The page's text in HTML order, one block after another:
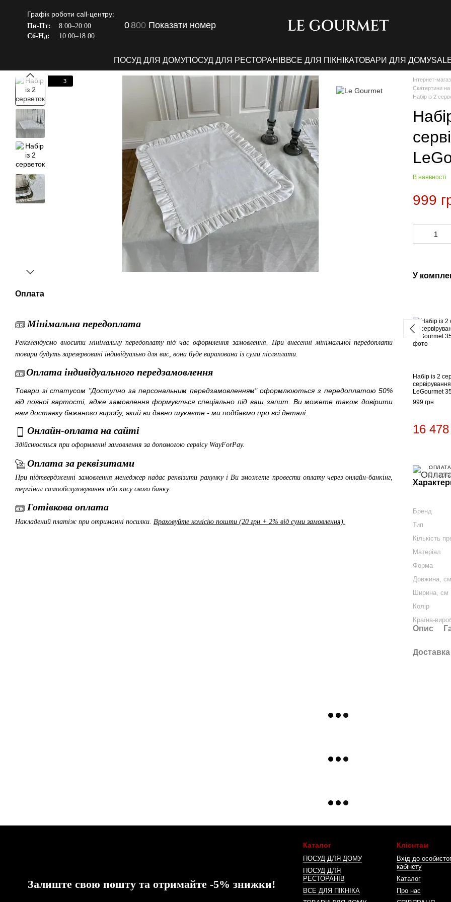
Графік роботи call-центру:
Пн-Пт:
8:00–20:00
Сб-Нд:
10:00–18:00
0800 Показати номер
ПОСУД ДЛЯ ДОМУПОСУД ДЛЯ РЕСТОРАНІВВСЕ ДЛЯ ПІКНІКАТОВАРИ ДЛЯ ДОМУ
3
Оплата
Мінімальна передоплата
Рекомендуємо вносити мінімальну передоплату під час оформлення замовлення. При внесенні мінімальної передоплати
товари будуть зарезервовані індивідуально для вас, вона буде вирахована із суми післяплати.
Оплата індивідуального передзамовлення
Товари зі статусом "Доступно за персональним передзамовленням" оформлюються з передоплатою 50%
від повної вартості, адже замовлення формується спеціально під ваш запит. Ви можете також довірити
нам доставку бажаного виробу, який ви давно шукаєте - ми подбаємо про всі деталі.
Онлайн-оплата на сайті
Здійснюється при оформленні замовлення за допомогою сервісу WayForPay.
Оплата за реквізитами
При підтвердженні замовлення менеджер надає реквізити рахунку і Ви зможете провести оплату через онлайн-банкінг,
термінал самообслуговування або касу свого банку.
Готівкова оплата
Накладений платіж при отриманні посилки. Враховуйте комісію пошти (20 грн + 2% від суми замовлення).
Інтернет-
Скатертини на
Набір із 2
В наявності
999
У
Набір із 2
LeGourmet
999 грн
16 478
3
Бренд
Тип
Кількість
Матеріал
Форма
Довжина, см
Ширина, см
Колір
Країна-
Опис
Доставка
Залиште свою пошту та отримайте -5% знижки!
Каталог
ПОСУД ДЛЯ ДОМУ
ПОСУД ДЛЯ
РЕСТОРАНІВ
ВСЕ ДЛЯ ПІКНІКА
Клієнтам
Вхід до
кабінету
Каталог
Про нас